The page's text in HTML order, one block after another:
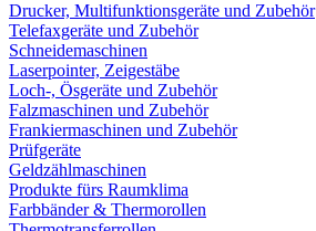
Drucker, Multifunktionsgeräte und Zubehör
Telefaxgeräte und Zubehör
Schneidemaschinen
Laserpointer, Zeigestäbe
Loch-, Ösgeräte und Zubehör
Falzmaschinen und Zubehör
Frankiermaschinen und Zubehör
Prüfgeräte
Geldzählmaschinen
Produkte fürs Raumklima
Farbbänder & Thermorollen